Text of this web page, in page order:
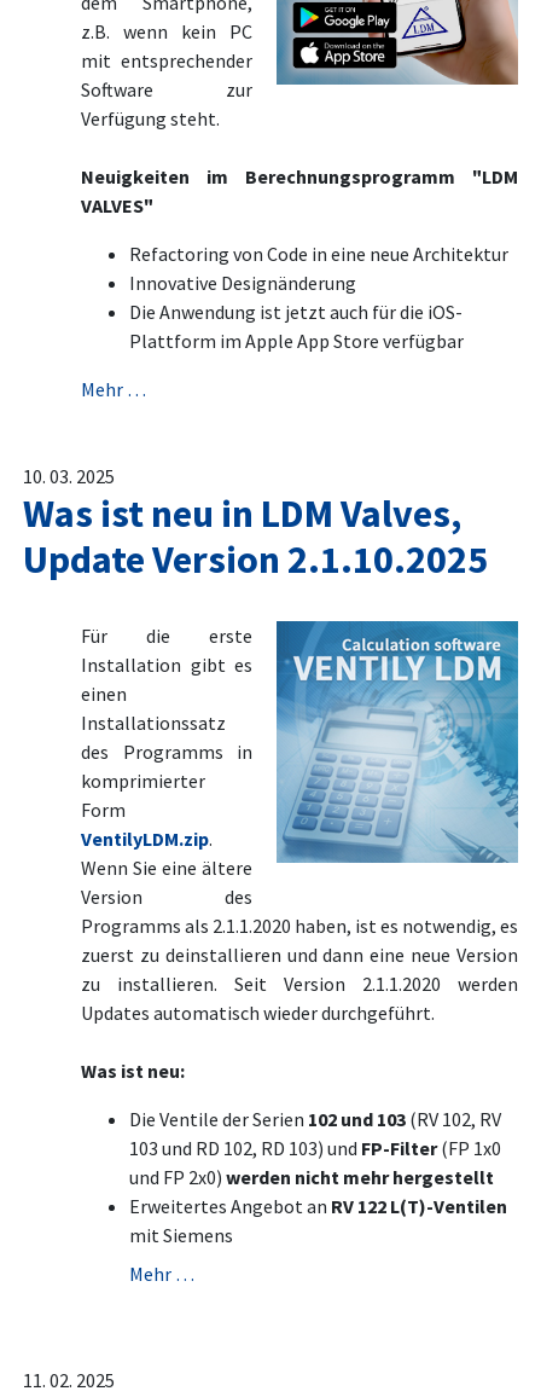
z.B. wenn kein PC
mit entsprechender
Software zur
Verfügung steht.
Neuigkeiten im Berechnungsprogramm "LDM
VALVES"
Refactoring von Code in eine neue Architektur
Innovative Designänderung
Die Anwendung ist jetzt auch für die iOS-
Plattform im Apple App Store verfügbar
Mehr …
10. 03. 2025
Was ist neu in LDM Valves,
Update Version 2.1.10.2025
Für die erste
Installation gibt es
einen
Installationssatz
des Programms in
komprimierter
Form
VentilyLDM.zip.
Wenn Sie eine ältere
Version des
Programms als 2.1.1.2020 haben, ist es notwendig, es
zuerst zu deinstallieren und dann eine neue Version
zu installieren. Seit Version 2.1.1.2020 werden
Updates automatisch wieder durchgeführt.
Was ist neu:
Die Ventile der Serien 102 und 103 (RV 102, RV
103 und RD 102, RD 103) und FP-Filter(FP 1x0
und FP 2x0) werden nicht mehr hergestellt
Erweitertes Angebot an RV 122 L(T)-Ventilen
mit Siemens
Mehr …
11. 02. 2025